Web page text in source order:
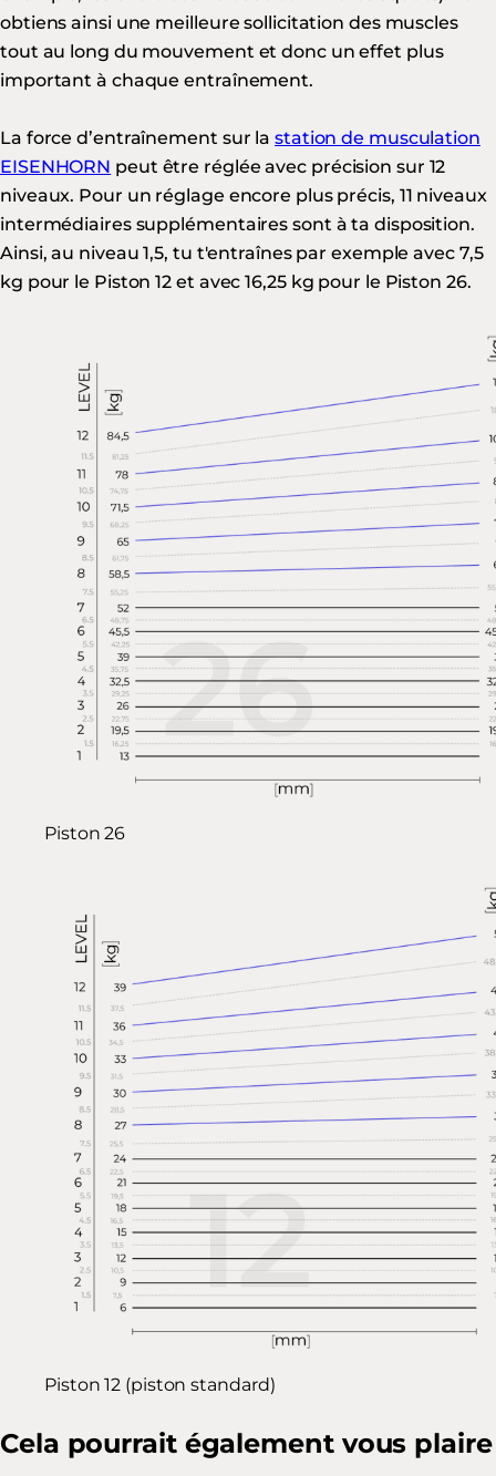
obtiens ainsi une meilleure sollicitation des muscles
tout au long du mouvement et donc un effet plus
important à chaque entraînement.
La force d’entraînement sur lastation de musculation
EISENHORN peut être réglée avec précision sur 12
niveaux. Pour un réglage encore plus précis, 11 niveaux
intermédiaires supplémentaires sont à ta disposition.
Ainsi, au niveau 1,5, tu t'entraînes par exemple avec 7,5
kg pour le Piston 12 et avec 16,25 kg pour le Piston 26.
Piston 26
Piston 12 (piston standard)
Cela pourrait également vous plaire